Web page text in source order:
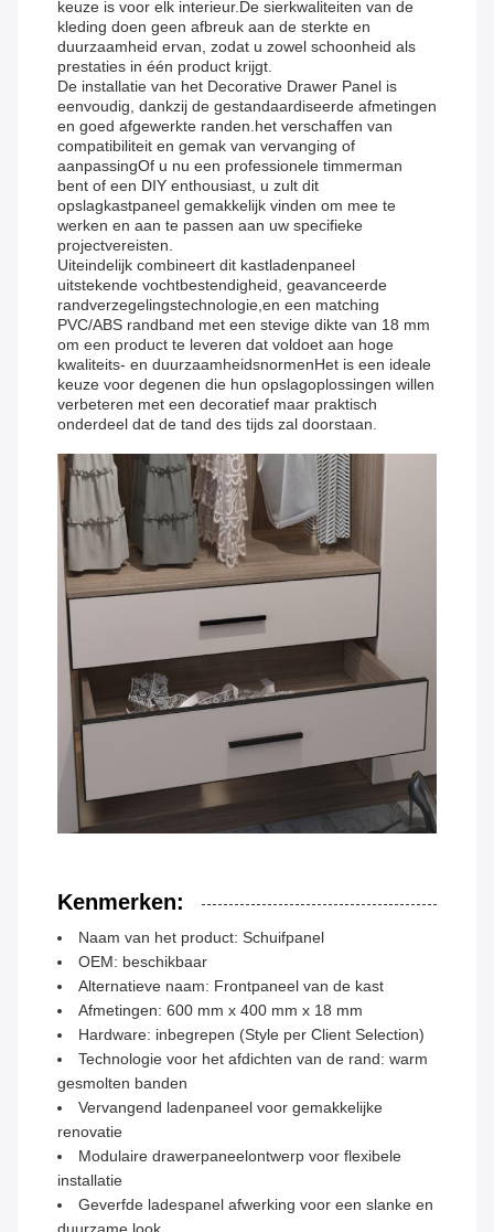
keuze is voor elk interieur.De sierkwaliteiten van de
kleding doen geen afbreuk aan de sterkte en
duurzaamheid ervan, zodat u zowel schoonheid als
prestaties in één product krijgt.
De installatie van het Decorative Drawer Panel is
eenvoudig, dankzij de gestandaardiseerde afmetingen
en goed afgewerkte randen.het verschaffen van
compatibiliteit en gemak van vervanging of
aanpassingOf u nu een professionele timmerman
bent of een DIY enthousiast, u zult dit
opslagkastpaneel gemakkelijk vinden om mee te
werken en aan te passen aan uw specifieke
projectvereisten.
Uiteindelijk combineert dit kastladenpaneel
uitstekende vochtbestendigheid, geavanceerde
randverzegelingstechnologie,en een matching
PVC/ABS randband met een stevige dikte van 18 mm
om een product te leveren dat voldoet aan hoge
kwaliteits- en duurzaamheidsnormenHet is een ideale
keuze voor degenen die hun opslagoplossingen willen
verbeteren met een decoratief maar praktisch
onderdeel dat de tand des tijds zal doorstaan.
Kenmerken:
Naam van het product: Schuifpanel
OEM: beschikbaar
Alternatieve naam: Frontpaneel van de kast
Afmetingen: 600 mm x 400 mm x 18 mm
Hardware: inbegrepen (Style per Client Selection)
Technologie voor het afdichten van de rand: warm
gesmolten banden
Vervangend ladenpaneel voor gemakkelijke
renovatie
Modulaire drawerpaneelontwerp voor flexibele
installatie
Geverfde ladespanel afwerking voor een slanke en